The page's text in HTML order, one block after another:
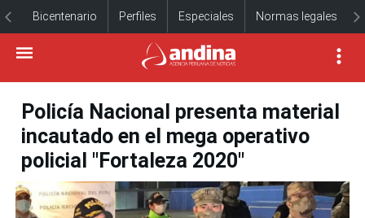
Bicentenario Perfiles Especiales Normas legales
Policía Nacional presenta material
incautado en el mega operativo
policial "Fortaleza 2020"